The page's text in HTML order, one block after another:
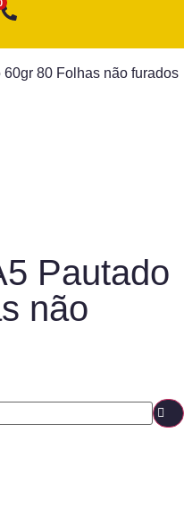
80 Folhas não furados
Pautado
não